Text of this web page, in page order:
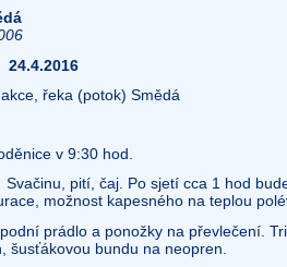
24.4.2016
řeka (potok) Smědá
v 9:30 hod.
Svačinu, pití, čaj. Po sjetí cca 1 hod
možnost kapesného na teplou
prádlo a ponožky na převlečení.
šusťákovou bundu na neopren.